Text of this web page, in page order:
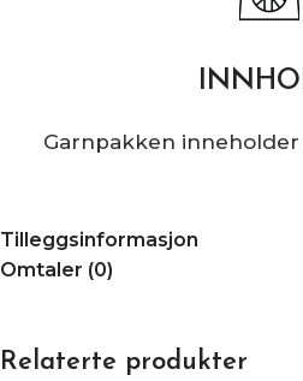
Garnpakken
Tilleggsinformasjon
Omtaler (0)
Relaterte produkter